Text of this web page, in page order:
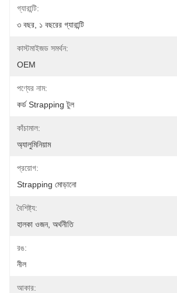
গ্যারান্টি:
৩ বছর, ১ বছরের গ্যারান্টি
কাস্টমাইজড সমর্থন:
OEM
পণ্যের নাম:
কর্ড Strapping টুল
কাঁচামাল:
অ্যালুমিনিয়াম
প্রয়োগ:
Strapping মোড়ানো
বৈশিষ্ট্য:
হালকা ওজন, অর্থনীতি
রঙ:
নীল
আকার: